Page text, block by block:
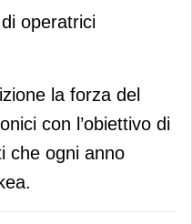
operatrici
la forza del
con l’obiettivo di
che ogni anno